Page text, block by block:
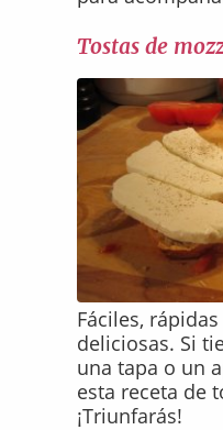
Tostas de
Fáciles,
deliciosas. Si
una tapa o un
esta receta de
¡Triunfarás!